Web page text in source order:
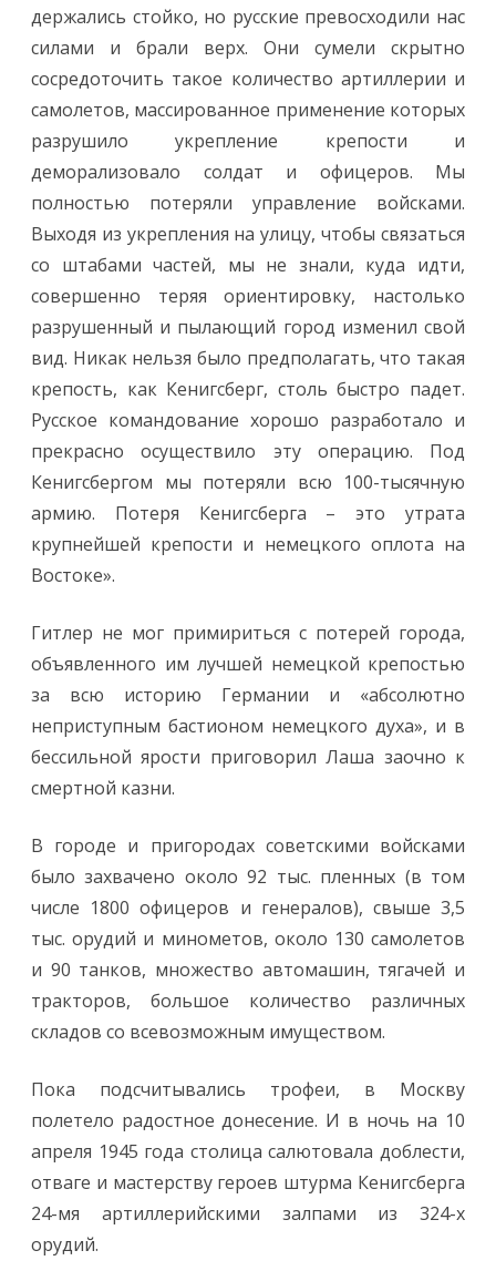
держались стойко, но русские превосходили нас
силами и брали верх. Они сумели скрытно
сосредоточить такое количество артиллерии и
самолетов, массированное применение которых
разрушило укрепление крепости и
деморализовало солдат и офицеров. Мы
полностью потеряли управление войсками.
Выходя из укрепления на улицу, чтобы связаться
со штабами частей, мы не знали, куда идти,
совершенно теряя ориентировку, настолько
разрушенный и пылающий город изменил свой
вид. Никак нельзя было предполагать, что такая
крепость, как Кенигсберг, столь быстро падет.
Русское командование хорошо разработало и
прекрасно осуществило эту операцию. Под
Кенигсбергом мы потеряли всю 100-тысячную
армию. Потеря Кенигсберга – это утрата
крупнейшей крепости и немецкого оплота на
Востоке».
Гитлер не мог примириться с потерей города,
объявленного им лучшей немецкой крепостью
за всю историю Германии и «абсолютно
неприступным бастионом немецкого духа», и в
бессильной ярости приговорил Лаша заочно к
смертной казни.
В городе и пригородах советскими войсками
было захвачено около 92 тыс. пленных (в том
числе 1800 офицеров и генералов), свыше 3,5
тыс. орудий и минометов, около 130 самолетов
и 90 танков, множество автомашин, тягачей и
тракторов, большое количество различных
складов со всевозможным имуществом.
Пока подсчитывались трофеи, в Москву
полетело радостное донесение. И в ночь на 10
апреля 1945 года столица салютовала доблести,
отваге и мастерству героев штурма Кенигсберга
24-мя артиллерийскими залпами из 324-х
орудий.